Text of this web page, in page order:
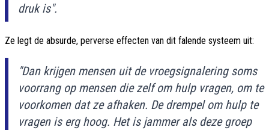
druk is".
Ze legt de absurde, perverse effecten van dit falende systeem uit:
"Dan krijgen mensen uit de vroegsignalering soms
voorrang op mensen die zelf om hulp vragen, om te
voorkomen dat ze afhaken. De drempel om hulp te
vragen is erg hoog. Het is jammer als deze groep